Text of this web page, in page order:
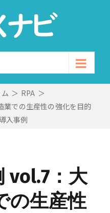
＞ RPA ＞
業での生産性の強化を目的
入事例
vol.7：大
の生産性